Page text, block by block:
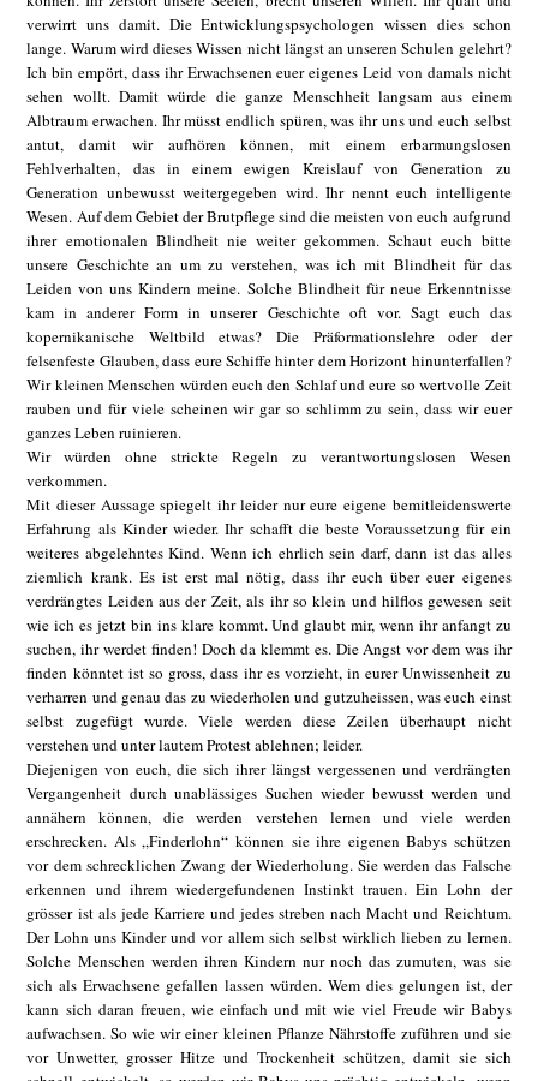
verwirrt uns damit. Die Entwicklungspsychologen wissen dies schon
lange. Warum wird dieses Wissen nicht längst an unseren Schulen gelehrt?
Ich bin empört, dass ihr Erwachsenen euer eigenes Leid von damals nicht
sehen wollt. Damit würde die ganze Menschheit langsam aus einem
Albtraum erwachen. Ihr müsst endlich spüren, was ihr uns und euch selbst
antut, damit wir aufhören können, mit einem erbarmungslosen
Fehlverhalten, das in einem ewigen Kreislauf von Generation zu
Generation unbewusst weitergegeben wird. Ihr nennt euch intelligente
Wesen. Auf dem Gebiet der Brutpflege sind die meisten von euch aufgrund
ihrer emotionalen Blindheit nie weiter gekommen. Schaut euch bitte
unsere Geschichte an um zu verstehen, was ich mit Blindheit für das
Leiden von uns Kindern meine. Solche Blindheit für neue Erkenntnisse
kam in anderer Form in unserer Geschichte oft vor. Sagt euch das
kopernikanische Weltbild etwas? Die Präformationslehre oder der
felsenfeste Glauben, dass eure Schiffe hinter dem Horizont hinunterfallen?
Wir kleinen Menschen würden euch den Schlaf und eure so wertvolle Zeit
rauben und für viele scheinen wir gar so schlimm zu sein, dass wir euer
ganzes Leben ruinieren.
Wir würden ohne strickte Regeln zu verantwortungslosen Wesen
verkommen.
Mit dieser Aussage spiegelt ihr leider nur eure eigene bemitleidenswerte
Erfahrung als Kinder wieder. Ihr schafft die beste Voraussetzung für ein
weiteres abgelehntes Kind. Wenn ich ehrlich sein darf, dann ist das alles
ziemlich krank. Es ist erst mal nötig, dass ihr euch über euer eigenes
verdrängtes Leiden aus der Zeit, als ihr so klein und hilflos gewesen seit
wie ich es jetzt bin ins klare kommt. Und glaubt mir, wenn ihr anfangt zu
suchen, ihr werdet finden! Doch da klemmt es. Die Angst vor dem was ihr
finden könntet ist so gross, dass ihr es vorzieht, in eurer Unwissenheit zu
verharren und genau das zu wiederholen und gutzuheissen, was euch einst
selbst zugefügt wurde. Viele werden diese Zeilen überhaupt nicht
verstehen und unter lautem Protest ablehnen; leider.
Diejenigen von euch, die sich ihrer längst vergessenen und verdrängten
Vergangenheit durch unablässiges Suchen wieder bewusst werden und
annähern können, die werden verstehen lernen und viele werden
erschrecken. Als „Finderlohn“ können sie ihre eigenen Babys schützen
vor dem schrecklichen Zwang der Wiederholung. Sie werden das Falsche
erkennen und ihrem wiedergefundenen Instinkt trauen. Ein Lohn der
grösser ist als jede Karriere und jedes streben nach Macht und Reichtum.
Der Lohn uns Kinder und vor allem sich selbst wirklich lieben zu lernen.
Solche Menschen werden ihren Kindern nur noch das zumuten, was sie
sich als Erwachsene gefallen lassen würden. Wem dies gelungen ist, der
kann sich daran freuen, wie einfach und mit wie viel Freude wir Babys
aufwachsen. So wie wir einer kleinen Pflanze Nährstoffe zuführen und sie
vor Unwetter, grosser Hitze und Trockenheit schützen, damit sie sich